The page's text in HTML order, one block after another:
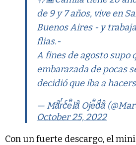
de 9 y 7 años, vive en
Buenos Aires - y
flias.-
A fines de agosto supo
embarazada de pocas
decidió que iba a
— Maͣrͬcͨeͤlaͣ Ojeͤdͩaͣ
October 25, 2022
Con un fuerte descargo, el